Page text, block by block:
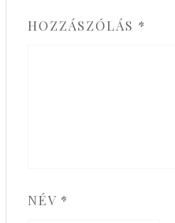
HOZZÁSZÓLÁS *
NÉV *